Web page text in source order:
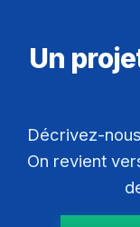
Un
Décrivez-
On revient